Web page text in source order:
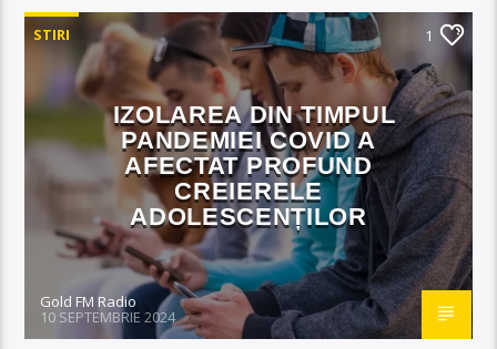
STIRI 1
IZOLAREA DIN TIMPUL
PANDEMIEI COVID A
AFECTAT PROFUND
CREIERELE
ADOLESCENȚILOR
Gold FM Radio
10 SEPTEMBRIE 2024